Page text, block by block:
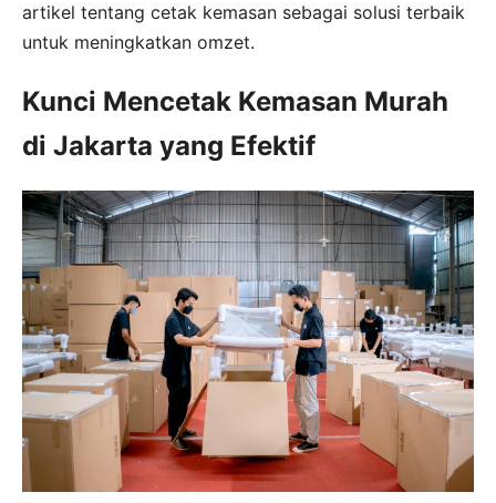
artikel tentang cetak kemasan sebagai solusi terbaik
untuk meningkatkan omzet.
Kunci Mencetak Kemasan Murah
di Jakarta yang Efektif